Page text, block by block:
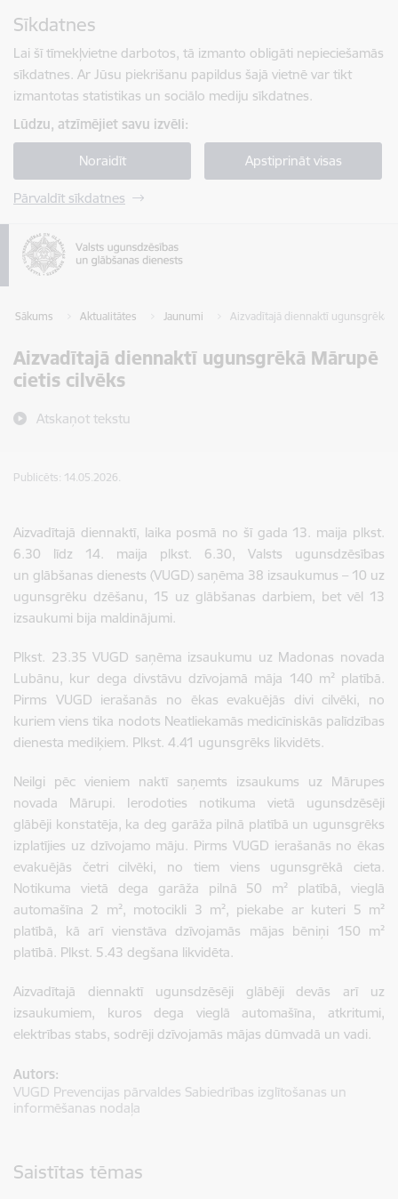
Sīkdatnes
Lai šī tīmekļvietne darbotos, tā izmanto obligāti nepieciešamās
sīkdatnes. Ar Jūsu piekrišanu papildus šajā vietnē var tikt
izmantotas statistikas un sociālo mediju sīkdatnes.
Lūdzu, atzīmējiet savu izvēli:
Noraidīt Apstiprināt visas
Pārvaldīt sīkdatnes
Sākums Aktualitātes Jaunumi Aizvadītajā diennaktī ugunsgrēkā
Aizvadītajā diennaktī ugunsgrēkā Mārupē
cietis cilvēks
Atskaņot tekstu
Publicēts: 14.05.2026.
Aizvadītajā diennaktī, laika posmā no šī gada 13. maija plkst.
6.30 līdz 14. maija plkst. 6.30, Valsts ugunsdzēsības
un glābšanas dienests (VUGD) saņēma 38 izsaukumus – 10 uz
ugunsgrēku dzēšanu, 15 uz glābšanas darbiem, bet vēl 13
izsaukumi bija maldinājumi.
Plkst. 23.35 VUGD saņēma izsaukumu uz Madonas novada
Lubānu, kur dega divstāvu dzīvojamā māja 140 m² platībā.
Pirms VUGD ierašanās no ēkas evakuējās divi cilvēki, no
kuriem viens tika nodots Neatliekamās medicīniskās palīdzības
dienesta mediķiem. Plkst. 4.41 ugunsgrēks likvidēts.
Neilgi pēc vieniem naktī saņemts izsaukums uz Mārupes
novada Mārupi. Ierodoties notikuma vietā ugunsdzēsēji
glābēji konstatēja, ka deg garāža pilnā platībā un ugunsgrēks
izplatījies uz dzīvojamo māju. Pirms VUGD ierašanās no ēkas
evakuējās četri cilvēki, no tiem viens ugunsgrēkā cieta.
Notikuma vietā dega garāža pilnā 50 m² platībā, vieglā
automašīna 2 m², motocikli 3 m², piekabe ar kuteri 5 m²
platībā, kā arī vienstāva dzīvojamās mājas bēniņi 150 m²
platībā. Plkst. 5.43 degšana likvidēta.
Aizvadītajā diennaktī ugunsdzēsēji glābēji devās arī uz
izsaukumiem, kuros dega vieglā automašīna, atkritumi,
elektrības stabs, sodrēji dzīvojamās mājas dūmvadā un vadi.
Autors:
VUGD Prevencijas pārvaldes Sabiedrības izglītošanas un
informēšanas nodaļa
Saistītas tēmas